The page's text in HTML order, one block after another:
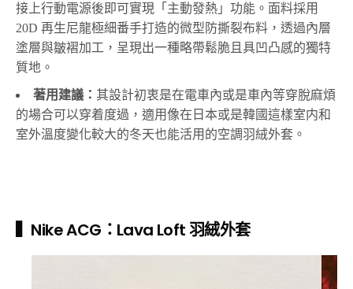
接上行動電源後即可實現「主動發熱」功能。面料採用
20D 再生尼龍極細番手打造的微型防撕裂布料，透過內層
塗層與皺褶加工，呈現出一種略帶鬆脆且具凹凸感的獨特
質地。
著用建議： 其設計初衷是在電車內或是車內等穿脫麻煩
的場合可以穿着度過，適用像在日本或是韓國這樣室内和
室外溫度變化較大的冬天也能活用的空調羽絨外套。
▍Nike ACG：Lava Loft 羽絨外套